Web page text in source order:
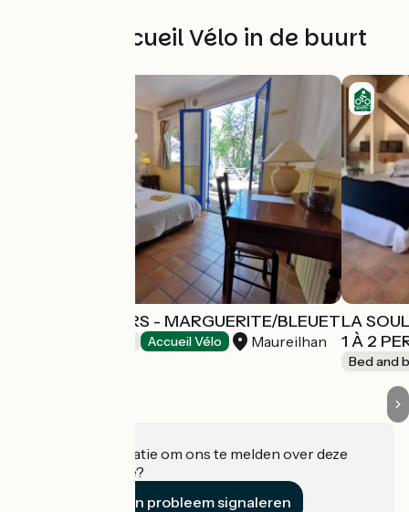
Andere Accueil Vélo in de buurt
LES ARBOUSIERS - MARGUERITE/BLEUET
Accueil Vélo Maureilhan
LA
1 À 2
Bed and
Heeft u informatie om ons te melden over deze
accommodatie?
Een probleem signaleren